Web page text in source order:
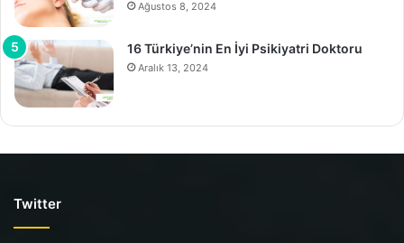
Ağustos 8, 2024
16 Türkiye’nin En İyi Psikiyatri Doktoru
Aralık 13, 2024
Twitter